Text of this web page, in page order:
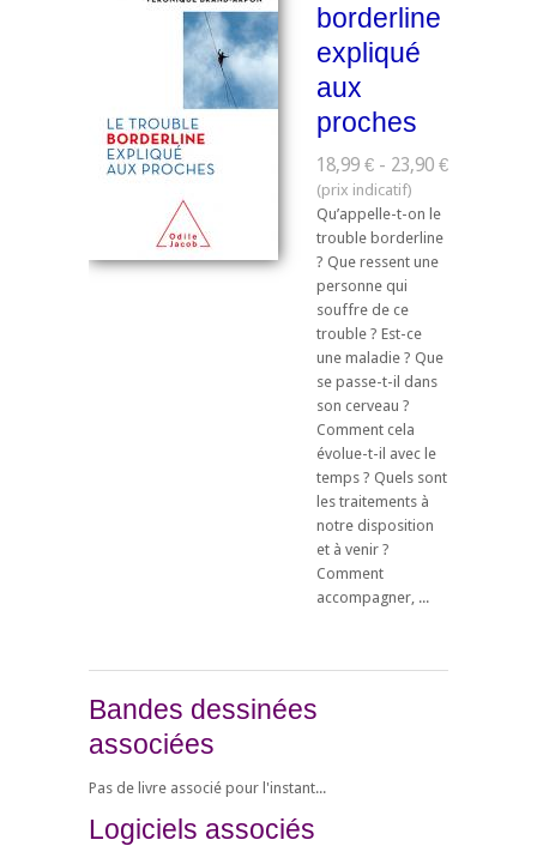
borderline
expliqué
aux
proches
18,99 € - 23,90 €
Qu’appelle-t-on le
trouble borderline
? Que ressent une
personne qui
souffre de ce
trouble ? Est-ce
une maladie ? Que
se passe-t-il dans
son cerveau ?
Comment cela
évolue-t-il avec le
temps ? Quels sont
les traitements à
notre disposition
et à venir ?
Comment
accompagner, ...
Bandes dessinées
associées
Pas de livre associé pour l'instant...
Logiciels associés